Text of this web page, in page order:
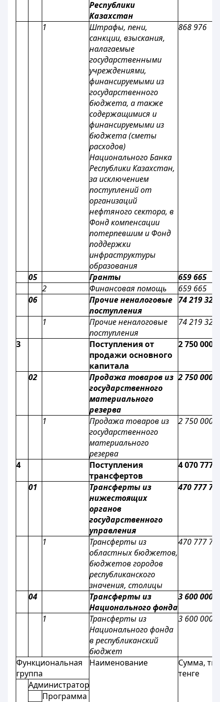
Республики
Казахстан
1
Штрафы, пени,
санкции, взыскания,
налагаемые
государственными
учреждениями,
финансируемыми из
государственного
бюджета, а также
содержащимися и
финансируемыми из
бюджета (сметы
расходов)
Национального Банка
Республики Казахстан,
за исключением
поступлений от
организаций
нефтяного сектора, в
Фонд компенсации
потерпевшим и Фонд
поддержки
инфраструктуры
образования
868 976
05 Гранты
659 665
2
Финансовая помощь
659 665
06
Прочие неналоговые
поступления
74 219 329
1
Прочие неналоговые
поступления
74 219 329
3
Поступления от
продажи основного
капитала
2 750 000
02
Продажа товаров из
государственного
материального
резерва
2 750 000
1
Продажа товаров из
государственного
материального
резерва
2 750 000
4
Поступления
трансфертов
4 070 777
01
Трансферты из
нижестоящих
органов
государственного
управления
470 777
1
Трансферты из
областных бюджетов,
бюджетов городов
республиканского
значения, столицы
470 777
04
Трансферты из
Национального фонда
3 600 000
1
Трансферты из
Национального фонда
в республиканский
бюджет
3 600 000
Функциональная
группа
Наименование
Сумма,
тенге
Администратор
Программа